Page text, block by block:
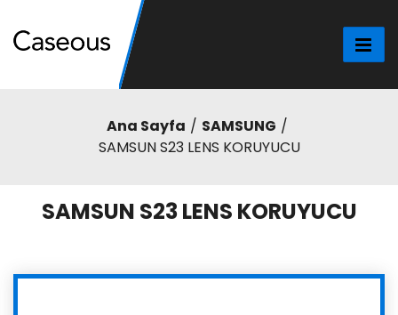
Ana Sayfa
SAMSUNG
SAMSUN S23 LENS KORUYUCU
SAMSUN S23 LENS KORUYUCU